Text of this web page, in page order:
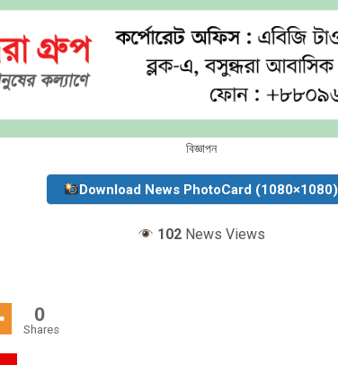
বিজ্ঞাপন
Download News PhotoCard (1080×1080)
102News Views
0
Shares